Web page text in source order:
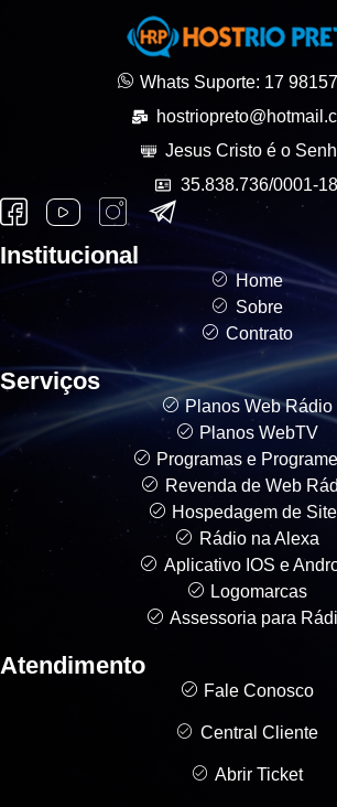
Whats Suporte: 17
Jesus Cristo é o
35.838.736/0001-18
Institucional
Home
Sobre
Contrato
Serviços
Planos Web Rádio
Planos WebTV
Programas e
Revenda de Web
Hospedagem de
Rádio na Alexa
Aplicativo IOS e
Logomarcas
Assessoria para
Atendimento
Fale Conosco
Central Cliente
Abrir Ticket